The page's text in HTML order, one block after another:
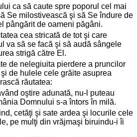
ca să caute spre poporul cel mai
Se milostivească şi să Se îndure de
pângărit de oameni păgâni.
cea stricată de tot şi care
va să se facă şi să audă sângele
strigă către El.
de nelegiuita pierdere a pruncilor
de hulele cele grăite asuprea
răutatea:
oştire adunată, nu-l puteau
Domnului s-a întors în milă.
cetăţi şi sate ardea şi locurile cele
pe mulţi din vrăjmaşi biruindu-i îi